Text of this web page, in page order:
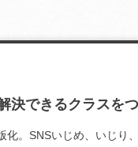
決できるクラスを
化。SNSいじめ、いじり